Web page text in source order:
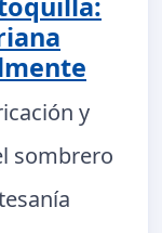
y
sombrero